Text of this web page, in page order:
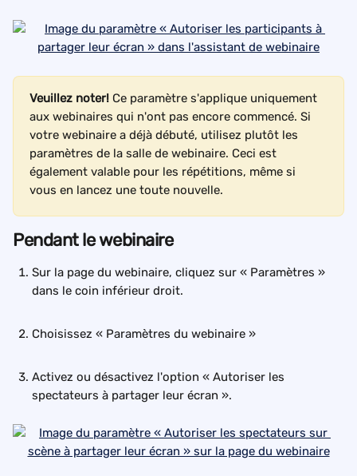
Veuillez noter! Ce paramètre s'applique uniquement
aux webinaires qui n'ont pas encore commencé. Si
votre webinaire a déjà débuté, utilisez plutôt les
paramètres de la salle de webinaire. Ceci est
également valable pour les répétitions, même si
vous en lancez une toute nouvelle.
Pendant le webinaire
Sur la page du webinaire, cliquez sur « Paramètres »
dans le coin inférieur droit.
Choisissez « Paramètres du webinaire »
Activez ou désactivez l'option « Autoriser les
spectateurs à partager leur écran ».